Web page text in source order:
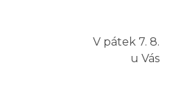
V pátek 7. 8.
u Vás